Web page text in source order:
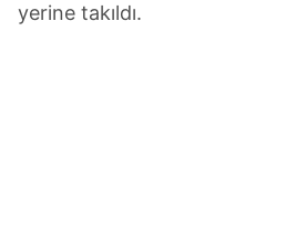
yerine takıldı.